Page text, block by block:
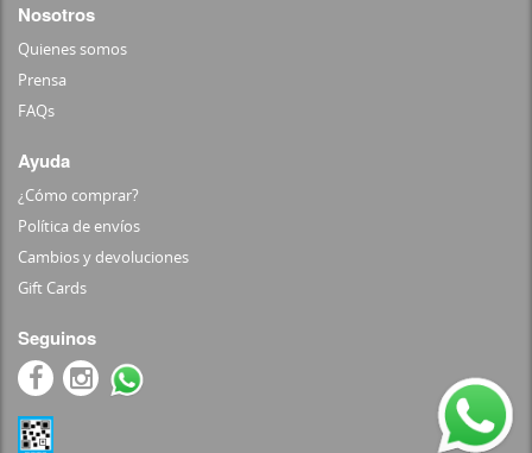
Nosotros
Quienes somos
Prensa
FAQs
Ayuda
¿Cómo comprar?
Política de envíos
Cambios y devoluciones
Gift Cards
Seguinos